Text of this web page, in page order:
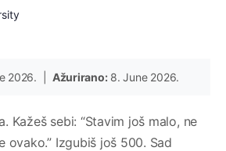
2026. | Ažurirano:8. June 2026.
Kažeš sebi: “Stavim još malo, ne
ovako.” Izgubiš još 500. Sad